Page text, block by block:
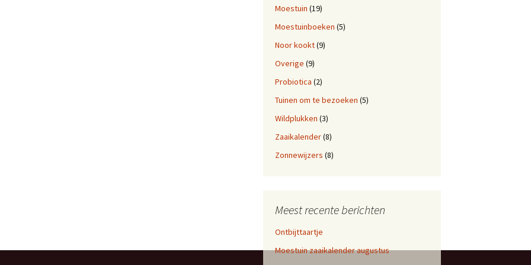
Moestuin (19)
Moestuinboeken (5)
Noor kookt(9)
Overige (9)
Probiotica (2)
Tuinen om te bezoeken (5)
Wildplukken (3)
Zaaikalender(8)
Zonnewijzers (8)
Meest recente berichten
Ontbijttaartje
Moestuin zaaikalender augustus